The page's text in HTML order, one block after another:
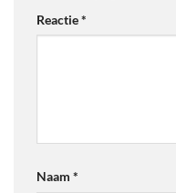
Reactie*
Naam *